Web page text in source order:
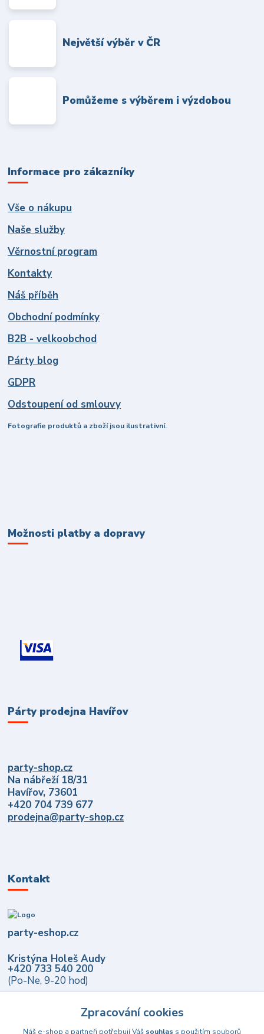
Největší výběr v ČR
Pomůžeme s výběrem i výzdobou
Informace pro zákazníky
Vše o nákupu
Naše služby
Věrnostní program
Kontakty
Náš příběh
Obchodní podmínky
B2B - velkoobchod
Párty blog
GDPR
Odstoupení od smlouvy
Fotografie produktů a zboží jsou ilustrativní.
Možnosti platby a dopravy
Párty prodejna Havířov
party-shop.cz
Na nábřeží 18/31
Havířov, 73601
+420 704 739 677
prodejna@party-shop.cz
Kontakt
party-eshop.cz
Kristýna Holeš Audy
+420 733 540 200
(Po-Ne, 9-20 hod)
Zpracování cookies
Náš e-shop a partneři potřebují Váš souhlas s použitím souborů